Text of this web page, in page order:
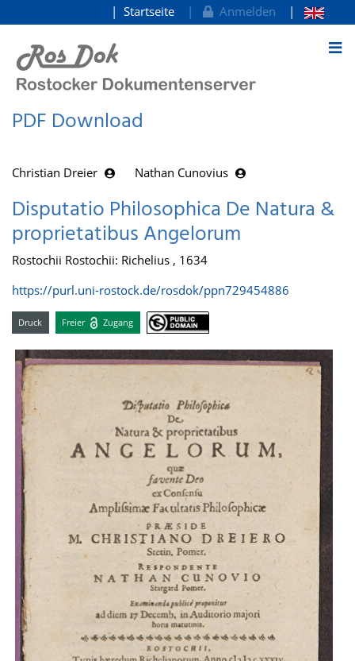
zum Inhalt
Startseite Anmelden
PDF Download
Christian Dreier Nathan Cunovius
Disputatio Philosophica De Natura &
proprietatibus Angelorum
Rostochii Rostochii: Richelius , 1634
https://purl.uni-rostock.de/rosdok/ppn729454886
Druck Freier Zugang